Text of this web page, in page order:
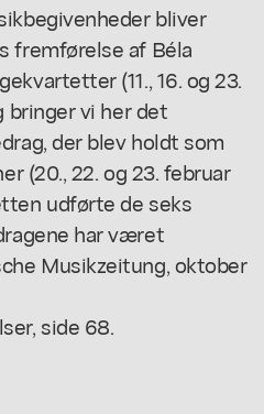
bliver
fremførelse af Béla
(11., 16. og 23.
bringer vi her det
der blev holdt som
(20., 22. og 23. februar
udførte de seks
har været
Musikzeitung, oktober
side 68.